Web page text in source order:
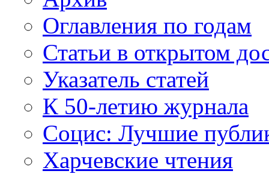
Оглавления по годам
Статьи в открытом
Указатель статей
К 50-летию журнала
Социс: Лучшие
Харчевские чтения